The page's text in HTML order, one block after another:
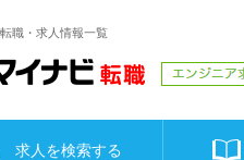
職・求人情報一覧
求人を検索する